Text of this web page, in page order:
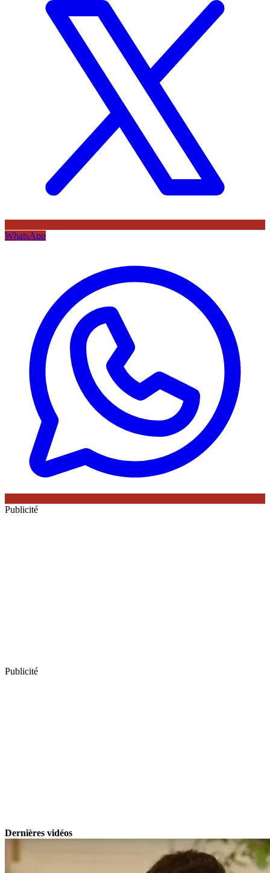
WhatsApp
Publicité
Publicité
Dernières vidéos